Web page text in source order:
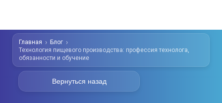
Главная
Блог
Технология пищевого производства: профессия технолога,
обязанности и обучение
Вернуться назад